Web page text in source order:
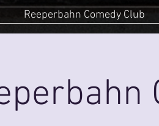
Reeperbahn Comedy Club